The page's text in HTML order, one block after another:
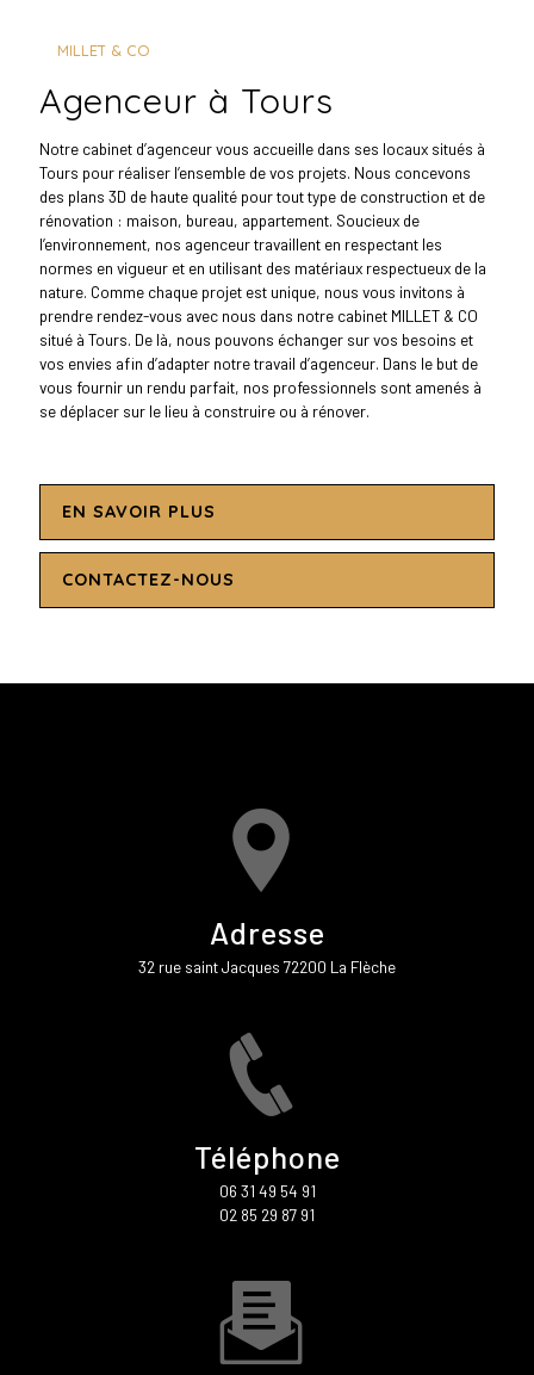
MILLET & CO
agenceur à Tours
Notre cabinet d’agenceur vous accueille dans ses locaux situés à
Tours pour réaliser l’ensemble de vos projets. Nous concevons
des plans 3D de haute qualité pour tout type de construction et de
rénovation : maison, bureau, appartement. Soucieux de
l’environnement, nos agenceur travaillent en respectant les
normes en vigueur et en utilisant des matériaux respectueux de la
nature. Comme chaque projet est unique, nous vous invitons à
prendre rendez-vous avec nous dans notre cabinet MILLET & CO
situé à Tours. De là, nous pouvons échanger sur vos besoins et
vos envies afin d’adapter notre travail d’agenceur. Dans le but de
vous fournir un rendu parfait, nos professionnels sont amenés à
se déplacer sur le lieu à construire ou à rénover.
EN SAVOIR PLUS
CONTACTEZ-NOUS
Adresse
32 rue saint Jacques 72200 La Flèche
Téléphone
06 31 49 54 91
02 85 29 87 91